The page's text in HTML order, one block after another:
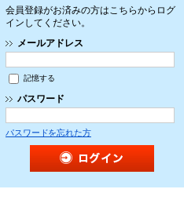
会員登録がお済みの方はこちらからログ
インしてください。
メールアドレス
記憶する
パスワード
パスワードを忘れた方